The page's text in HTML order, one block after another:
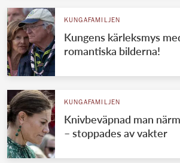
KUNGAFAMILJEN
Kungens kärleksmys
romantiska bilderna!
KUNGAFAMILJEN
Knivbeväpnad man
– stoppades av vakter